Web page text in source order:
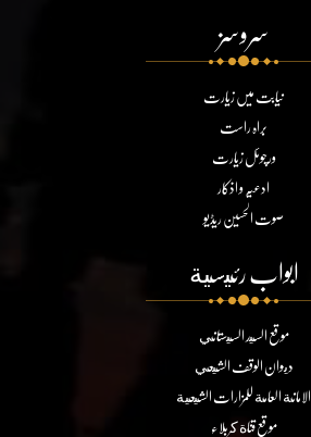
سروسز
نیابت میں زیارت
براہ راست
ورچوئل زیارت
ادعیہ و اذکار
صوت الحسین ریڈیو
ابواب رئيسية
موقع السيد السيستاني
ديوان الوقف الشيعي
الامانة العامة للمزارات الشيعية
موقع قناة كربلاء